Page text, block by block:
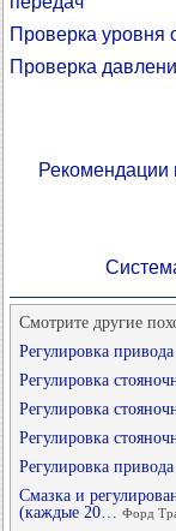
Проверка уровня
Проверка
Рекомендации
Смотрите другие
Регулировка
Регулировка
Регулировка
Регулировка
Регулировка
Смазка и
(каждые 20… Форд